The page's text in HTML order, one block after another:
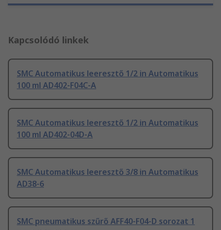
Kapcsolódó linkek
SMC Automatikus leeresztő 1/2 in Automatikus
100 ml AD402-F04C-A
SMC Automatikus leeresztő 1/2 in Automatikus
100 ml AD402-04D-A
SMC Automatikus leeresztő 3/8 in Automatikus
AD38-6
SMC pneumatikus szűrő AFF40-F04-D sorozat 1